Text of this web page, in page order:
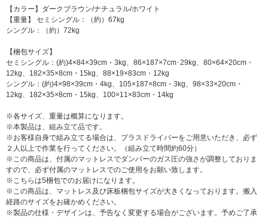
【カラー】ダークブラウン/ナチュラル/ホワイト
【重量】 セミシングル：（約）67kg
シングル：（約）72kg
【梱包サイズ】
セミシングル：(約)4×84×39cm・3kg、86×187×7cm･29kg、80×64×20cm・
12kg、182×35×8cm・15kg、88×19×83cm・12kg
シングル：(約)4×98×39cm・4kg、105×187×8cm・3kg、98×33×20cm・
12kg、182×35×8cm・15kg、100×11×83cm・14kg
※各サイズ、重量は概算になります。
※本製品は、組み立て品です。
※お客様自身で組み立てる場合は、プラスドライバーをご用意いただき、必ず
２人以上で作業を行ってください。（組み立て時間約60分）
※この商品は、付属のマットレスでダンパーのガス圧の強さが調整しておりま
すので、必ず付属のマットレスでのご使用をお願い致します。
※こちらは5梱包でのお届けになります。
※この商品は、マットレス及び床板梱包サイズが大きくなっております。搬入
経路のサイズをお確かめください。
※製品の仕様・デザインは、予告なく変更する場合がございます。予めご了承